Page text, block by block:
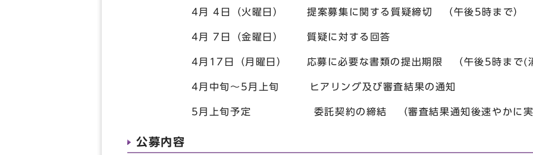
4月 4日（火曜日） 提案募集に関する質疑締切 （午後5時まで）
4月 7日（金曜日） 質疑に対する回答
4月17日（月曜日） 応募に必要な書類の提出期限 （午後5時まで(消
4月中旬～5月上旬 ヒアリング及び審査結果の通知
5月上旬予定 委託契約の締結 （審査結果通知後
公募内容